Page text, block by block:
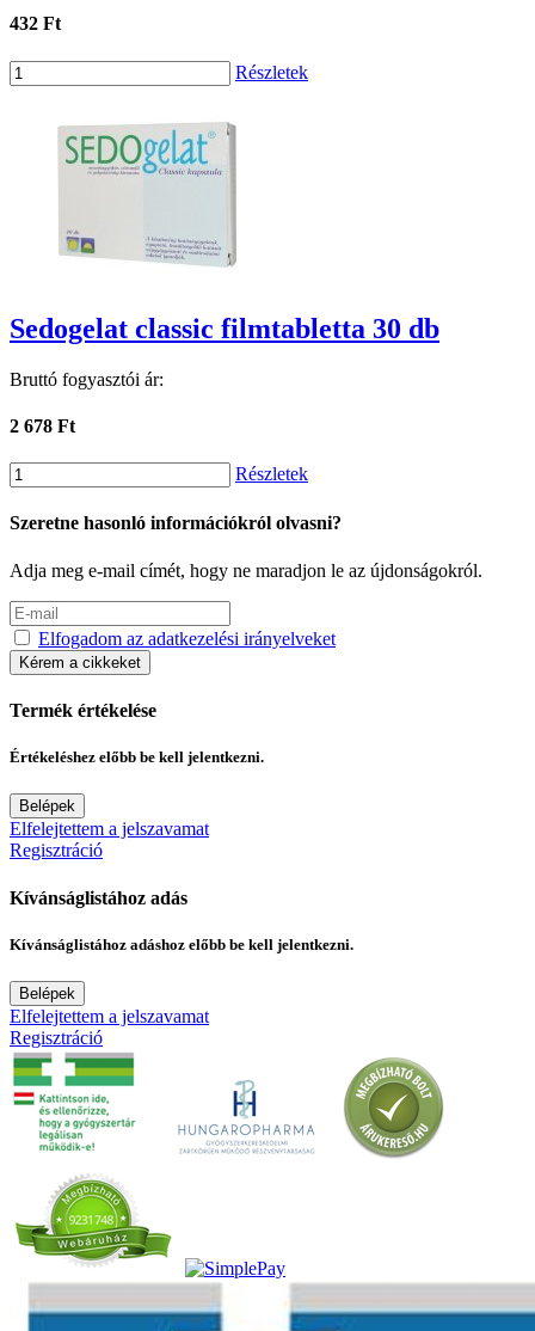
432 Ft
Részletek
Sedogelat classic filmtabletta 30 db
Bruttó fogyasztói ár:
2 678 Ft
Részletek
Szeretne hasonló információkról olvasni?
Adja meg e-mail címét, hogy ne maradjon le az újdonságokról.
Elfogadom az adatkezelési irányelveket
Kérem a cikkeket
Termék értékelése
Értékeléshez előbb be kell jelentkezni.
Belépek
Elfelejtettem a jelszavamat
Regisztráció
Kívánságlistához adás
Kívánságlistához adáshoz előbb be kell jelentkezni.
Belépek
Elfelejtettem a jelszavamat
Regisztráció